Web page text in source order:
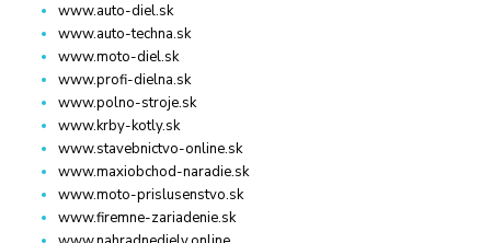
www.auto-diel.sk
www.auto-techna.sk
www.moto-diel.sk
www.profi-dielna.sk
www.polno-stroje.sk
www.krby-kotly.sk
www.stavebnictvo-online.sk
www.maxiobchod-naradie.sk
www.moto-prislusenstvo.sk
www.firemne-zariadenie.sk